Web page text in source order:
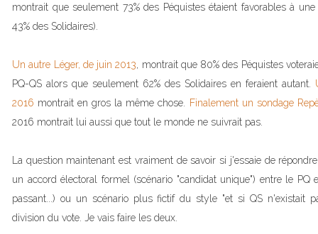
montrait que seulement 73% des Péquistes étaient favorables à
43% des Solidaires).
Un autre Léger, de juin 2013, montrait que 80% des Péquistes
PQ-QS alors que seulement 62% des Solidaires en feraient autant.
2016 montrait en gros la même chose.
Finalement un sondage
2016 montrait lui aussi que tout le monde ne suivrait pas.
La question maintenant est vraiment de savoir si j'essaie de
un accord électoral formel (scénario "candidat unique") entre le PQ
passant...) ou un scénario plus fictif du style "et si QS n'existait
division du vote. Je vais faire les deux.